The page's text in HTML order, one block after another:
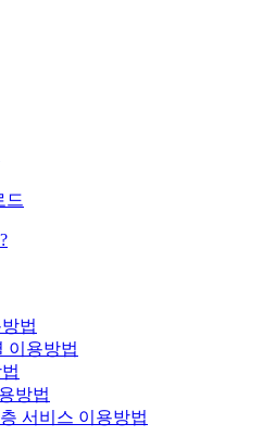
드
법
이용방법
방법
서비스 이용방법